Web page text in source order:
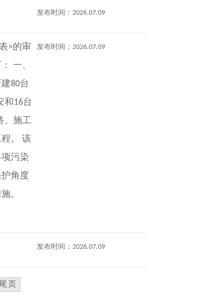
发布时间：2026.07.09
>的审
一、
80台
和16台
、施工
。 该
污染
角度
。
发布时间：2026.07.09
发布时间：2026.07.09
尾页